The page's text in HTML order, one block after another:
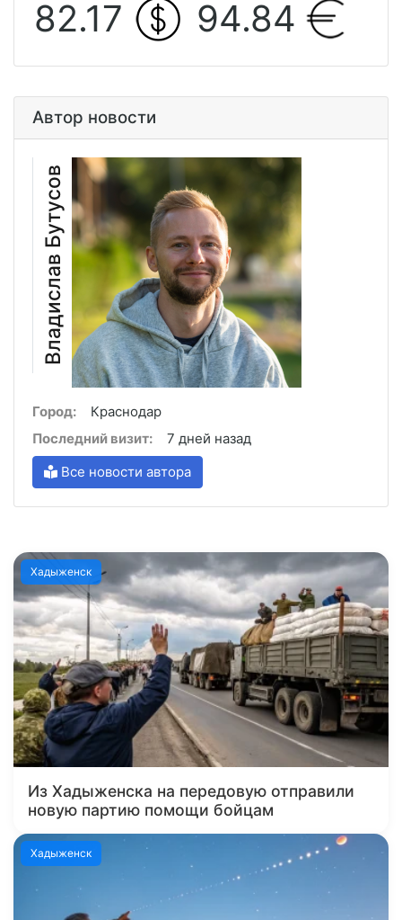
82.17 94.84
Автор новости
Владислав Бутусов
Город:
Краснодар
Последний визит:
7 дней назад
Все новости автора
Хадыженск
Из Хадыженска на передовую отправили
новую партию помощи бойцам
Хадыженск